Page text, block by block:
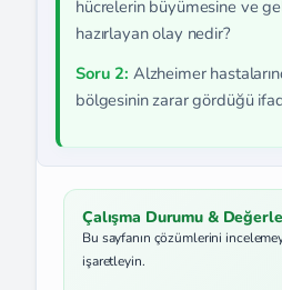
hücrelerin büyümesine ve
hazırlayan olay nedir?
Soru 2: Alzheimer
bölgesinin zarar gördüğü
Çalışma Durumu &
Bu sayfanın çözümlerini
işaretleyin.